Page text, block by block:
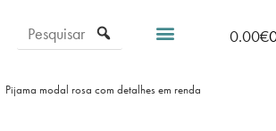
0.00€
Pijama modal rosa com detalhes em renda